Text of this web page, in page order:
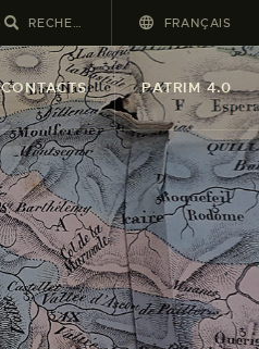
FRANÇAIS
CONTACTS PATRIM 4.0